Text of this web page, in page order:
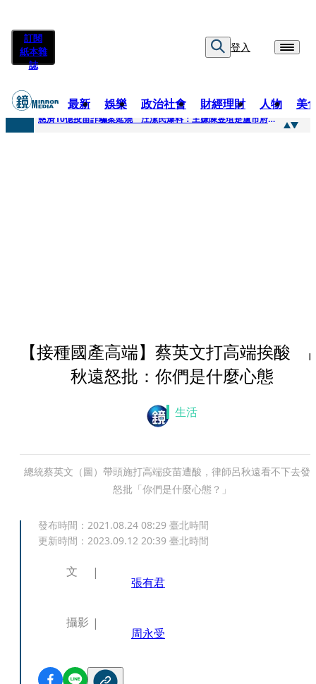
訂閱
紙本雜
誌
登入
最新 娛樂 政治社會 財經理財 人物 美
快訊
慈濟10億疫苗詐騙案延燒 汪潔民爆料：主嫌陳昱瑄是盧市府法律顧問
【接種國產高端】蔡英文打高端挨酸
秋遠怒批：你們是什麼心態
生活
總統蔡英文（圖）帶頭施打高端疫苗遭酸，律師呂秋遠看不下去發
怒批「你們是什麼心態？」
發布時間： 2021.08.24 08:29 臺北時間
更新時間： 2023.09.12 20:39 臺北時間
文
張有君
攝影
周永受